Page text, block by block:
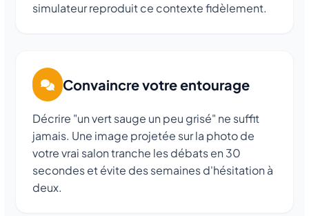
simulateur reproduit ce contexte fidèlement.
Convaincre votre entourage
Décrire "un vert sauge un peu grisé" ne suffit
jamais. Une image projetée sur la photo de
votre vrai salon tranche les débats en 30
secondes et évite des semaines d'hésitation à
deux.